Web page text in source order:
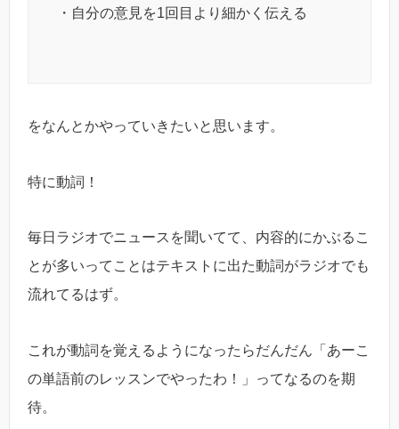
・自分の意見を1回目より細かく伝える
をなんとかやっていきたいと思います。
特に動詞！
毎日ラジオでニュースを聞いてて、内容的にかぶるこ
とが多いってことはテキストに出た動詞がラジオでも
流れてるはず。
これが動詞を覚えるようになったらだんだん「あーこ
の単語前のレッスンでやったわ！」ってなるのを期
待。